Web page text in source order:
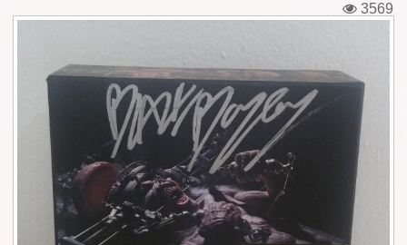
Φιγούρες
Μπλουζάκια
Καρφίτσες
Καρτ ποστάλ
3569